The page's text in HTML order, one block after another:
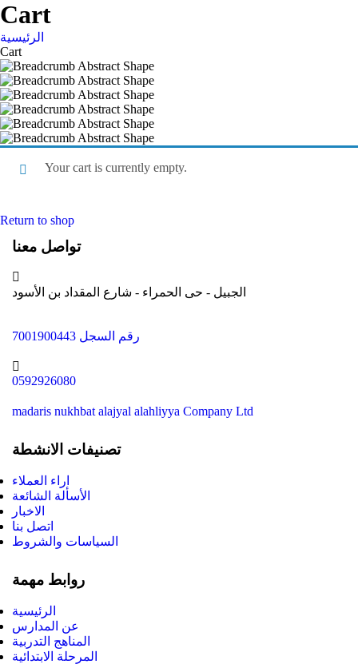
Cart
الرئيسية
Cart
Your cart is currently empty.
Return to shop
تواصل معنا
الجبيل - حى الحمراء - شارع المقداد بن الأسود
رقم السجل 7001900443
0592926080
madaris nukhbat alajyal alahliyya Company Ltd
تصنيفات الانشطة
اراء العملاء
الأسألة الشائعة
الاخبار
اتصل بنا
السياسات والشروط
روابط مهمة
الرئيسية
عن المدارس
المناهج التدربية
المرحلة الابتدائية